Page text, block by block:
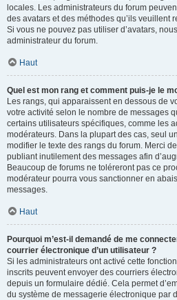
locales. Les administrateurs du forum
des avatars et des méthodes qu’ils veuillent
Si vous ne pouvez pas utiliser d’avatars,
administrateur du forum.
Haut
Quel est mon rang et comment puis-je le
Les rangs, qui apparaissent en dessous de
votre activité selon le nombre de messages
certains utilisateurs spécifiques, comme les
modérateurs. Dans la plupart des cas, seul
modifier le texte des rangs du forum. Merci
publiant inutilement des messages afin
Beaucoup de forums ne toléreront pas ce
modérateur pourra vous sanctionner en
messages.
Haut
Pourquoi m’est-il demandé de me
courrier électronique d’un utilisateur ?
Si les administrateurs ont activé cette
inscrits peuvent envoyer des courriers
depuis un formulaire dédié. Cela permet
du système de messagerie électronique par